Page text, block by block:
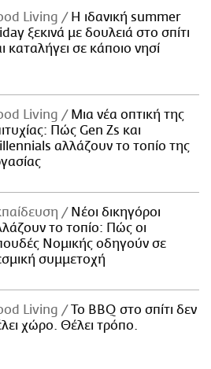
Living
Η ιδανική summer
ξεκινά με δουλειά στο σπίτι
καταλήγει σε κάποιο νησί
Living
Μια νέα οπτική της
Πώς Gen Zs και
αλλάζουν το τοπίο της
Νέοι δικηγόροι
το τοπίο: Πώς οι
Νομικής οδηγούν σε
συμμετοχή
Living
Το BBQ στο σπίτι δεν
χώρο. Θέλει τρόπο.